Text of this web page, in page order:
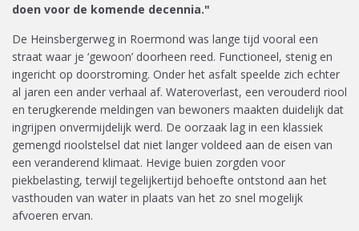
doen voor de komende decennia."
De Heinsbergerweg in Roermond was lange tijd vooral een
straat waar je ‘gewoon’ doorheen reed. Functioneel, stenig en
ingericht op doorstroming. Onder het asfalt speelde zich echter
al jaren een ander verhaal af. Wateroverlast, een verouderd riool
en terugkerende meldingen van bewoners maakten duidelijk dat
ingrijpen onvermijdelijk werd. De oorzaak lag in een klassiek
gemengd rioolstelsel dat niet langer voldeed aan de eisen van
een veranderend klimaat. Hevige buien zorgden voor
piekbelasting, terwijl tegelijkertijd behoefte ontstond aan het
vasthouden van water in plaats van het zo snel mogelijk
afvoeren ervan.